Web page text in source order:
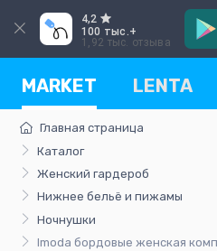
4,2
100 тыс.+
1,92 тыс. отзыва
MARKET LENTA
Главная страница
Каталог
Женский гардероб
Нижнее бельё и пижамы
Ночнушки
Imoda бордовые женская